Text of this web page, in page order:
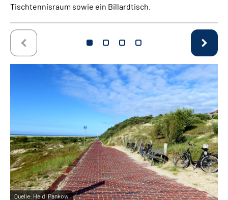
Tischtennisraum sowie ein Billardtisch.
Quelle: Heidi Pankow